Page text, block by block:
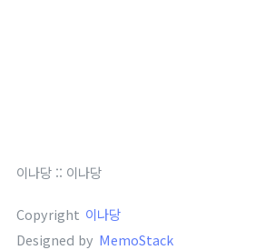
이나당 :: 이나당
Copyright 이나당
Designed by MemoStack